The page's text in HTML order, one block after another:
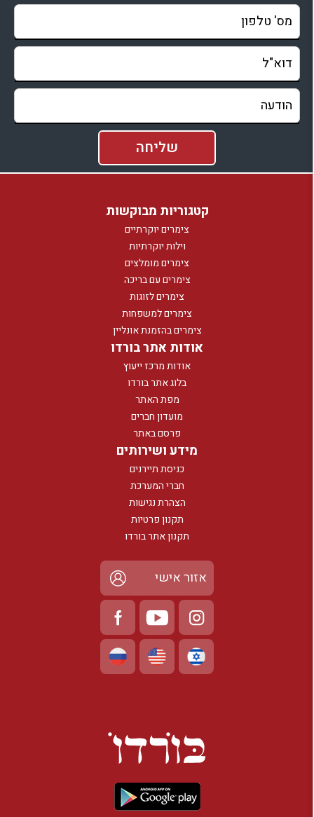
קטגוריות מבוקשות
צימרים יוקרתיים
וילות יוקרתיות
צימרים מומלצים
צימרים עם בריכה
צימרים לזוגות
צימרים למשפחות
צימרים בהזמנת אונליין
אודות אתר בורדו
אודות מרכז ייעוץ
בלוג אתר בורדו
מפת האתר
מועדון חברים
פרסם באתר
מידע ושירותים
כניסת תיירנים
חברי המערכת
הצהרת נגישות
תקנון פרטיות
תקנון אתר בורדו
אזור אישי